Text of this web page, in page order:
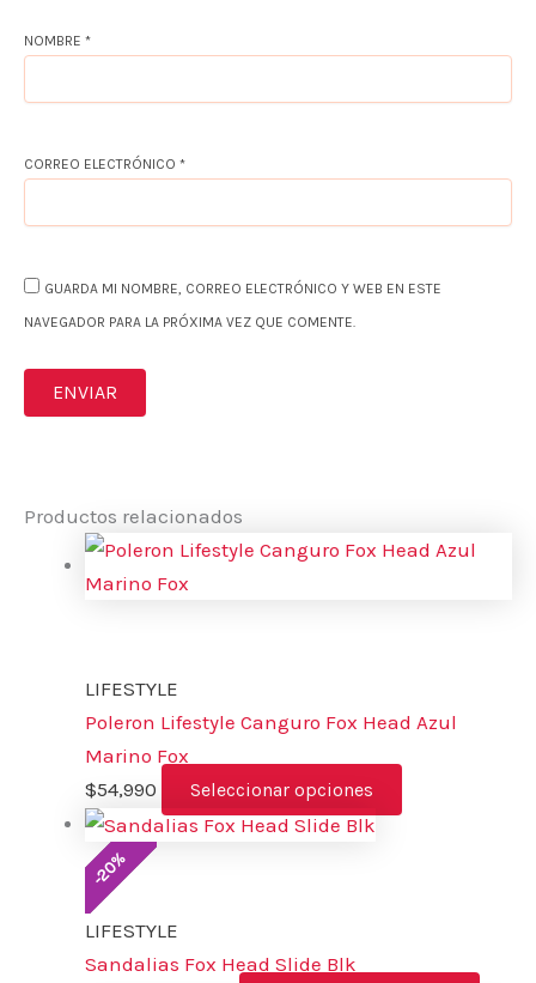
NOMBRE *
CORREO ELECTRÓNICO *
GUARDA MI NOMBRE, CORREO ELECTRÓNICO Y WEB EN ESTE
NAVEGADOR PARA LA PRÓXIMA VEZ QUE COMENTE.
Productos relacionados
LIFESTYLE
Poleron Lifestyle Canguro Fox Head Azul
Marino Fox
$54,990 Seleccionar opciones
-
20
%
LIFESTYLE
Sandalias Fox Head Slide Blk